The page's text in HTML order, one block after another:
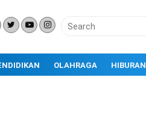
OLAHRAGA HIBURAN